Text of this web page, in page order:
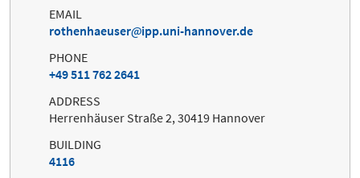
EMAIL
rothenhaeuser
ipp.uni-hannover.de
PHONE
+49 511 762 2641
ADDRESS
Herrenhäuser Straße 2, 30419 Hannover
BUILDING
4116